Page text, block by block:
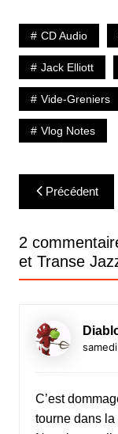
CD Audio
Jack Elliott
Vide-Greniers
Vlog Notes
Navigation
de
l’article
Précédent
2
et Transe
C’est
tourne dans